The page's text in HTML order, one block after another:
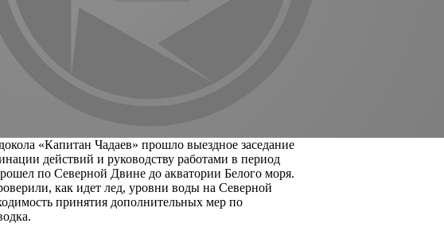
«Капитан Чадаев» прошло выездное заседание
действий и руководству работами в период
по Северной Двине до акватории Белого моря.
как идет лед, уровни воды на Северной
принятия дополнительных мер по